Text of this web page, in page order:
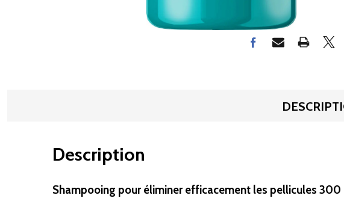
Description
Shampooing pour éliminer efficacement les pellicules